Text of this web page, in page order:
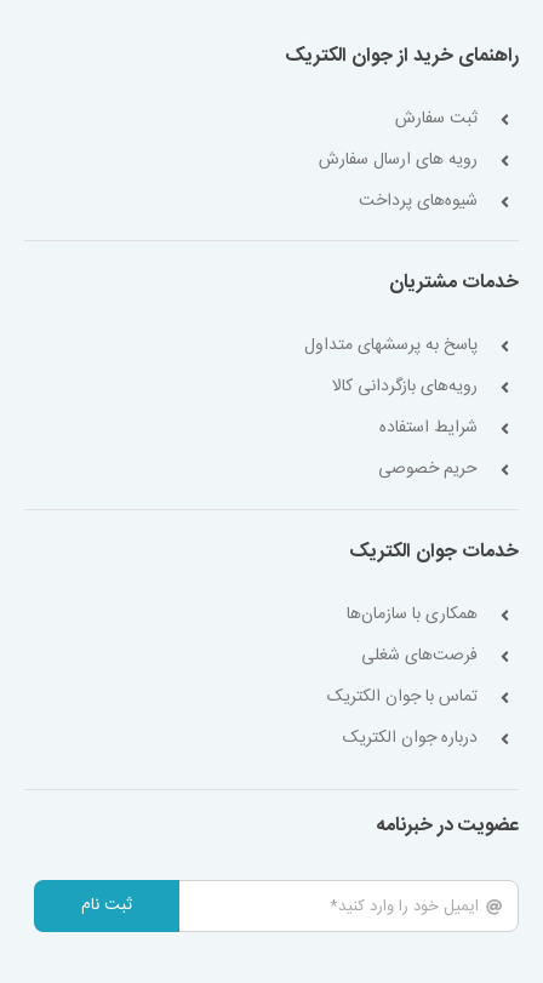
راهنمای خرید از جوان الکتریک
ثبت سفارش
رویه های ارسال سفارش
شیوه‌های پرداخت
خدمات مشتریان
پاسخ به پرسشهای متداول
رویه‌های بازگردانی کالا
شرایط استفاده
حریم خصوصی
خدمات جوان الکتریک
همکاری با سازمان‌ها
فرصت‌های شغلی
تماس با جوان الکتریک
درباره جوان الکتریک
عضویت در خبرنامه
ثبت نام